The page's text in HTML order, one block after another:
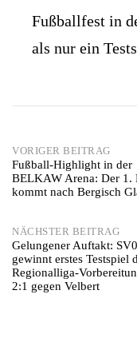
Fußballfest in
als nur ein
Post
navigation
VORIGER BEITRAG
Fußball-Highlight in der
BELKAW Arena: Der 1.
kommt nach Bergisch
NÄCHSTER BEITRAG
Gelungener Auftakt:
gewinnt erstes Testspiel
Regionalliga-
2:1 gegen Velbert